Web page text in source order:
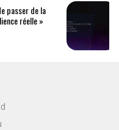
passer de la
réelle »